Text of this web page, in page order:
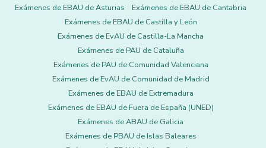
Exámenes de EBAU de Asturias
Exámenes de EBAU de Cantabria
Exámenes de EBAU de Castilla y León
Exámenes de EvAU de Castilla-La Mancha
Exámenes de PAU de Cataluña
Exámenes de PAU de Comunidad Valenciana
Exámenes de EvAU de Comunidad de Madrid
Exámenes de EBAU de Extremadura
Exámenes de EBAU de Fuera de España (UNED)
Exámenes de ABAU de Galicia
Exámenes de PBAU de Islas Baleares